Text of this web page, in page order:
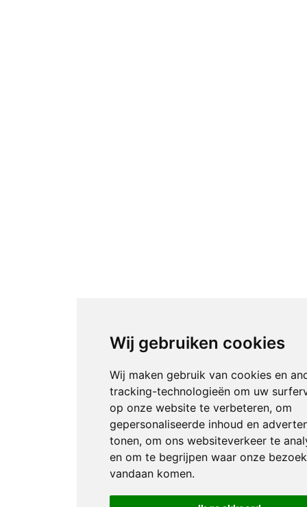
Wij gebruiken cookies
Wij maken gebruik van cookies en
tracking-technologieën om uw
op onze website te verbeteren, om
gepersonaliseerde inhoud en
tonen, om ons websiteverkeer te
en om te begrijpen waar onze
vandaan komen.